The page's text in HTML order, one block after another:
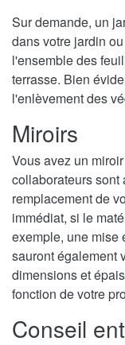
Sur demande, un
dans votre jardin
l'ensemble des
terrasse. Bien
l'enlèvement des
Miroirs
Vous avez un
collaborateurs sont
remplacement de
immédiat, si le
exemple, une mise
sauront également
dimensions et
fonction de votre
Conseil